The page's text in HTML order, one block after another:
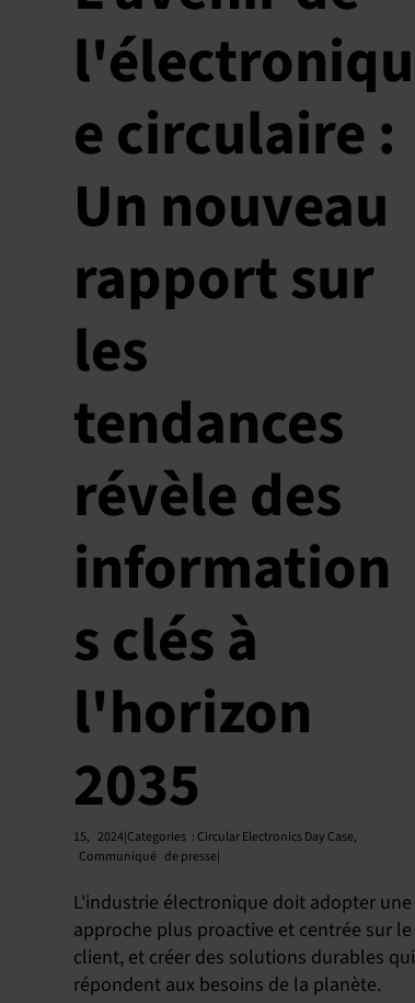
l'électroniqu
e circulaire :
Un nouveau
rapport sur
les
tendances
révèle des
information
s clés à
l'horizon
2035
15, 2024|Categories : Circular Electronics Day Case,
Communiqué de presse|
L'industrie électronique doit adopter une
approche plus proactive et centrée sur le
client, et créer des solutions durables qui
répondent aux besoins de la planète.